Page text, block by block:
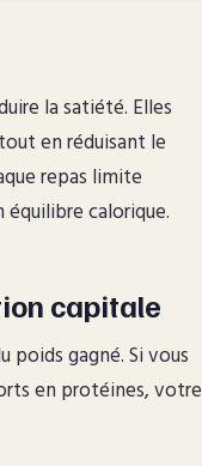
la satiété. Elles
en réduisant le
repas limite
calorique.
capitale
poids gagné. Si vous
en protéines, votre